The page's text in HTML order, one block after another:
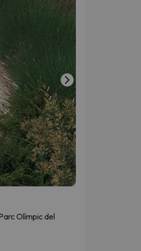
Olímpic del